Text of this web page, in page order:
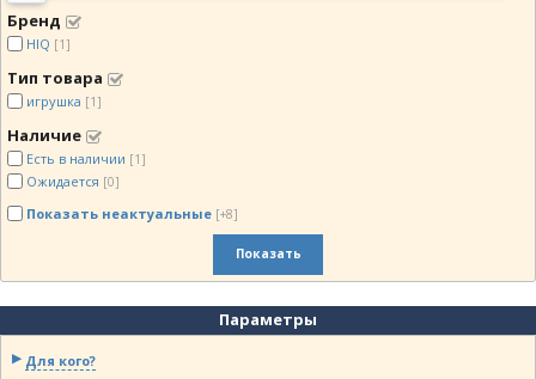
Бренд
HIQ [1]
Тип товара
игрушка [1]
Наличие
Есть в наличии [1]
Ожидается [0]
Показать неактуальные [+8]
Показать
Параметры
Для кого?